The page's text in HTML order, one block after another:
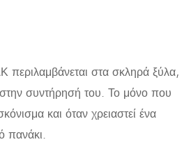
περιλαμβάνεται στα σκληρά ξύλα,
συντήρησή του. Το μόνο που
και όταν χρειαστεί ένα
πανάκι.